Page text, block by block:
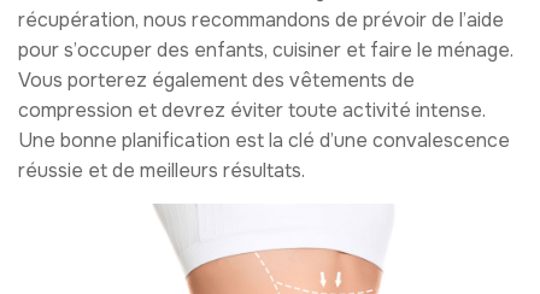
récupération, nous recommandons de prévoir de l’aide
pour s’occuper des enfants, cuisiner et faire le ménage.
Vous porterez également des vêtements de
compression et devrez éviter toute activité intense.
Une bonne planification est la clé d’une convalescence
réussie et de meilleurs résultats.